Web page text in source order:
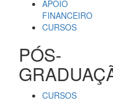
APOIO
FINANCEIRO
CURSOS
PÓS-
CURSOS